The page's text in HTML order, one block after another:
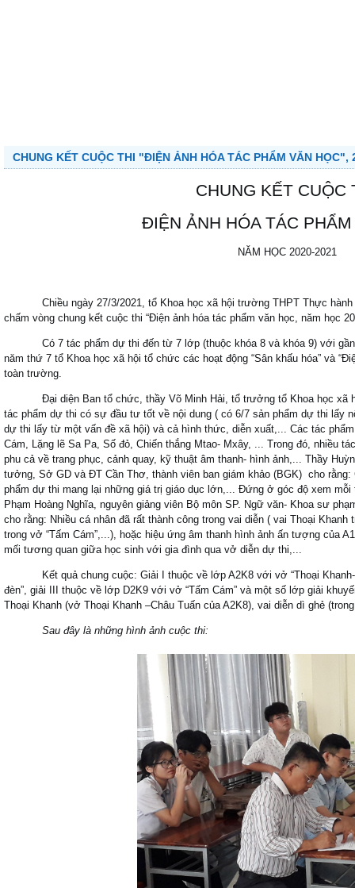
CHUNG KẾT CUỘC THI "ĐIỆN ẢNH HÓA TÁC PHẨM VĂN HỌC",
CHUNG KẾT CUỘC
ĐIỆN ẢNH HÓA TÁC
NĂM HỌC 2020-2021
Chiều ngày 27/3/2021, tổ Khoa học xã hội trường THPT Thực
chấm vòng chung kết cuộc thi “Điện ảnh hóa tác phẩm văn học, năm học
Có 7 tác phẩm dự thi đến từ 7 lớp (thuộc khóa 8 và khóa 9) với
năm thứ 7 tổ Khoa học xã hội tổ chức các hoạt động “Sân khấu hóa” và
toàn trường.
Đại diện Ban tổ chức, thầy Võ Minh Hải, tổ trưởng tổ Khoa học xã
tác phẩm dự thi có sự đầu tư tốt về nội dung ( có 6/7 sản phẩm dự thi lấy
dự thi lấy từ một vấn đề xã hội) và cả hình thức, diễn xuất,... Các tác
Cám, Lặng lẽ Sa Pa, Số đỏ, Chiến thắng Mtao- Mxây, ... Trong đó, nhiều
phu cả về trang phục, cảnh quay, kỹ thuật âm thanh- hình ảnh,... Thầy
tưởng, Sở GD và ĐT Cần Thơ, thành viên ban giám khảo (BGK) cho
phẩm dự thi mang lại những giá trị giáo dục lớn,... Đứng ở góc độ xem mỗi
Phạm Hoàng Nghĩa, nguyên giảng viên Bộ môn SP. Ngữ văn- Khoa sư
cho rằng: Nhiều cá nhân đã rất thành công trong vai diễn ( vai Thoại Khanh
trong vở “Tấm Cám”,...), hoặc hiệu ứng âm thanh hình ảnh ấn tượng của
mối tương quan giữa học sinh với gia đình qua vở diễn dự thi,...
Kết quả chung cuộc: Giải I thuộc về lớp A2K8 với vở “Thoại
đèn”, giải III thuộc về lớp D2K9 với vở “Tấm Cám” và một số lớp giải
Thoại Khanh (vở Thoại Khanh –Châu Tuấn của A2K8), vai diễn dì ghẻ
Sau đây là những hình ảnh cuộc thi: